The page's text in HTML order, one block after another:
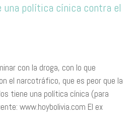
una política cínica contra el
con la droga, con lo que
el narcotráfico, que es peor que la
tiene una política cínica (para
www.hoybolivia.com El ex